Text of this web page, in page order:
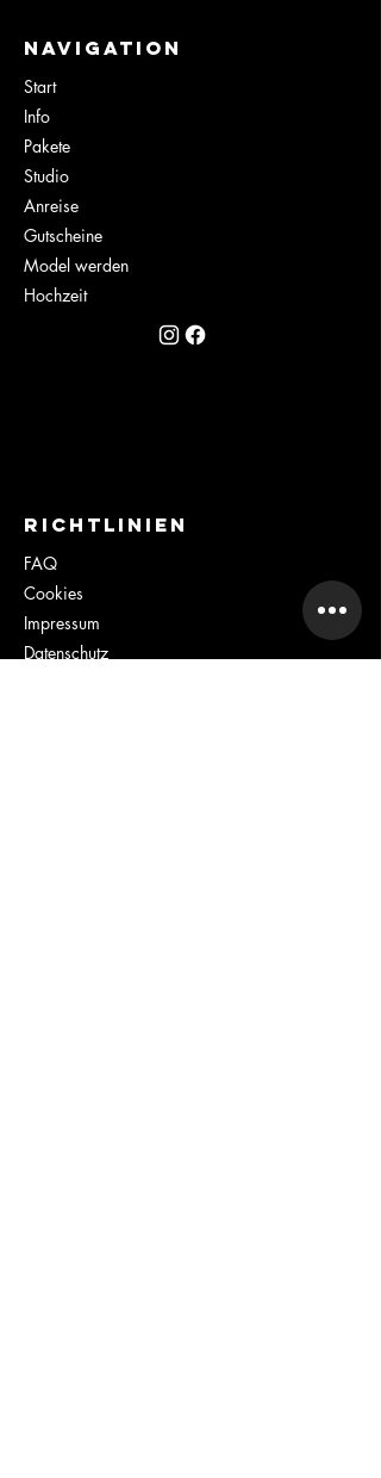
NaviGation
Start
Info
Pakete
Studio
Anreise
Gutscheine
Model werden
Hochzeit
RICHTLINIEN
FAQ
Cookies
Impressum
Datenschutz